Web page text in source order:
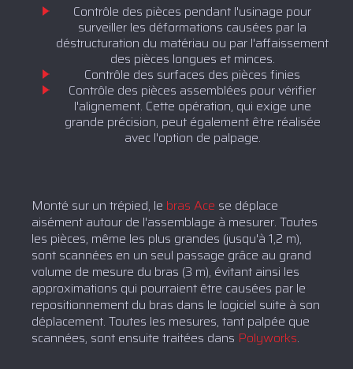
Contrôle des pièces pendant l'usinage pour
surveiller les déformations causées par la
déstructuration du matériau ou par l'affaissement
des pièces longues et minces.
Contrôle des surfaces des pièces finies
Contrôle des pièces assemblées pour vérifier
l'alignement. Cette opération, qui exige une
grande précision, peut également être réalisée
avec l'option de palpage.
Monté sur un trépied, le bras Ace se déplace
aisément autour de l'assemblage à mesurer. Toutes
les pièces, même les plus grandes (jusqu'à 1,2 m),
sont scannées en un seul passage grâce au grand
volume de mesure du bras (3 m), évitant ainsi les
approximations qui pourraient être causées par le
repositionnement du bras dans le logiciel suite à son
déplacement. Toutes les mesures, tant palpée que
scannées, sont ensuite traitées dans Polyworks.